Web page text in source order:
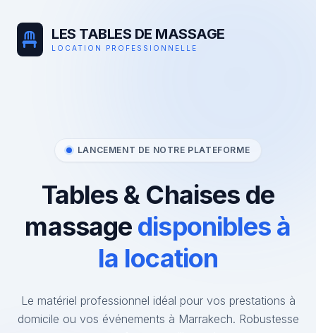
LES TABLES DE MASSAGE
LOCATION PROFESSIONNELLE
LANCEMENT DE NOTRE PLATEFORME
Tables & Chaises de
massage disponibles à
la location
Le matériel professionnel idéal pour vos prestations à
domicile ou vos événements à Marrakech. Robustesse